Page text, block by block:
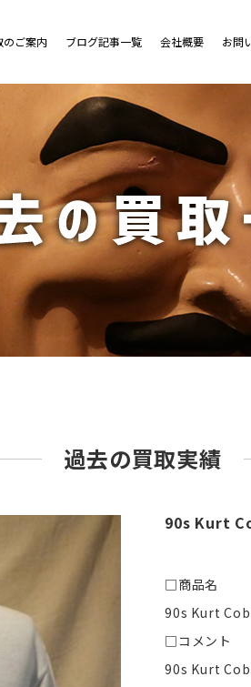
のご案内 ブログ記事一覧 会社概要 お問
過去の買取実績
90s Kurt
□商品名
90s Kurt
□コメント
90s Kurt